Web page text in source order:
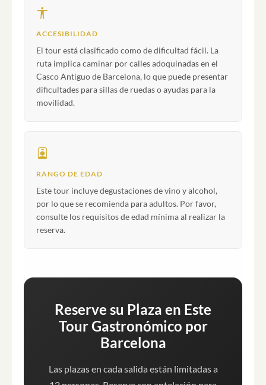
ACCESIBILIDAD
El tour está clasificado como de dificultad fácil. La
ruta implica caminar por calles adoquinadas en el
Casco Antiguo de Barcelona, lo que puede presentar
dificultades para sillas de ruedas o ayudas para la
movilidad.
RANGO DE EDAD
Este tour incluye degustaciones de vino y alcohol,
por lo que se recomienda para adultos. Por favor,
consulte los requisitos de edad mínima al realizar la
reserva.
Reserve su Plaza en Este
Tour Gastronómico por
Barcelona
Las plazas en cada salida están limitadas a